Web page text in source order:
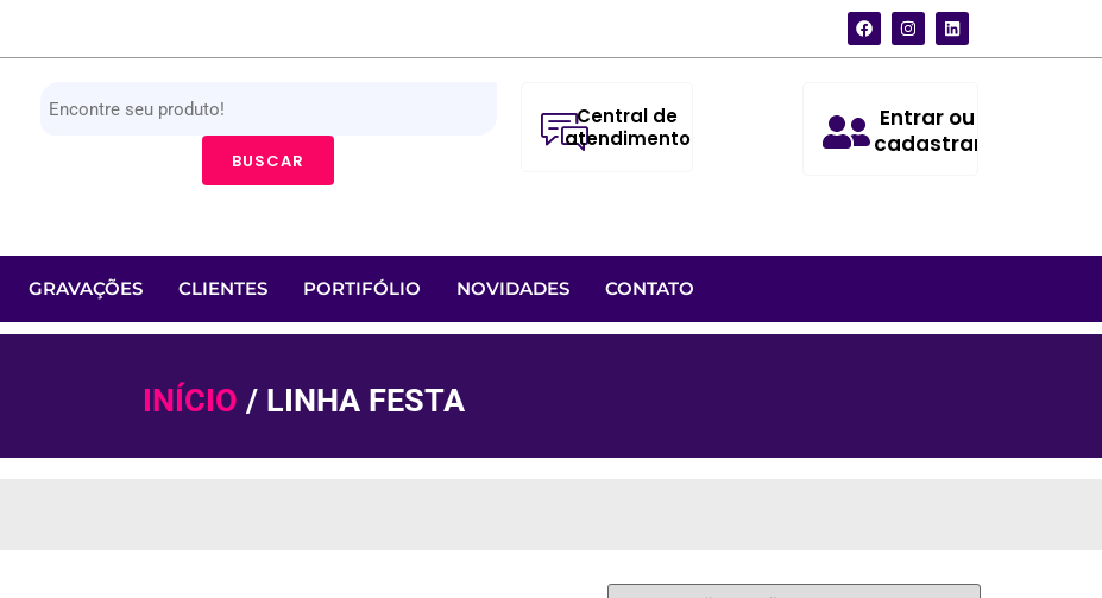
BUSCAR
Central de
atendimento
Entrar ou
cadastrar
GRAVAÇÕES CLIENTES PORTIFÓLIO NOVIDADES CONTATO
INÍCIO / LINHA FESTA